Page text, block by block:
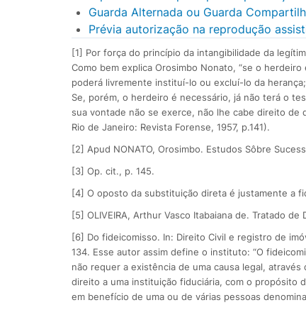
Guarda Alternada ou Guarda
Prévia autorização na reprodução
[1] Por força do princípio da intangibilidade da
Como bem explica Orosimbo Nonato, “se o
poderá livremente instituí-lo ou excluí-lo da
Se, porém, o herdeiro é necessário, já não terá o
sua vontade não se exerce, não lhe cabe direito de
Rio de Janeiro: Revista Forense, 1957, p.141).
[2] Apud NONATO, Orosimbo. Estudos Sôbre
[3] Op. cit., p. 145.
[4] O oposto da substituição direta é justamente a
[5] OLIVEIRA, Arthur Vasco Itabaiana de. Tratado
[6] Do fideicomisso. In: Direito Civil e registro de
134. Esse autor assim define o instituto: “O
não requer a existência de uma causa legal,
direito a uma instituição fiduciária, com o propósito
em benefício de uma ou de várias pessoas